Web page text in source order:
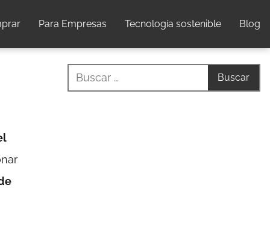
Para Empresas Tecnología sostenible Blog